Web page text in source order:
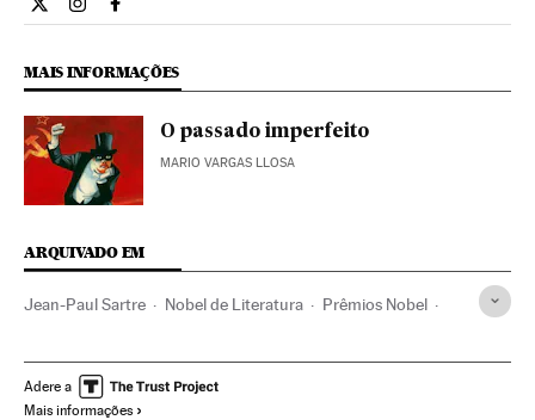
Cultura El País Brasil en Twitter
Cultura El País Brasil en Instagram
Cultura El País Brasil en Facebook
MAIS INFORMAÇÕES
O passado imperfeito
MARIO VARGAS LLOSA
ARQUIVADO EM
Jean-Paul Sartre Nobel de Literatura Prêmios Nobel
Prêmios literários Literatura
Adere a
Mais informações